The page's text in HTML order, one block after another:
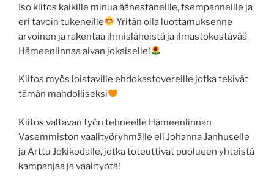
Iso kiitos kaikille minua äänestäneille, tsempanneille ja
eri tavoin tukeneille
Yritän olla luottamuksenne
arvoinen ja rakentaa ihmisläheistä ja ilmastokestävää
Hämeenlinnaa aivan jokaiselle!
Kiitos myös loistaville ehdokastovereille jotka tekivät
tämän mahdolliseksi
Kiitos valtavan työn tehneelle Hämeenlinnan
Vasemmiston vaalityöryhmälle eli Johanna Janhuselle
ja Arttu Jokikodalle, jotka toteuttivat puolueen yhteistä
kampanjaa ja vaalityötä!